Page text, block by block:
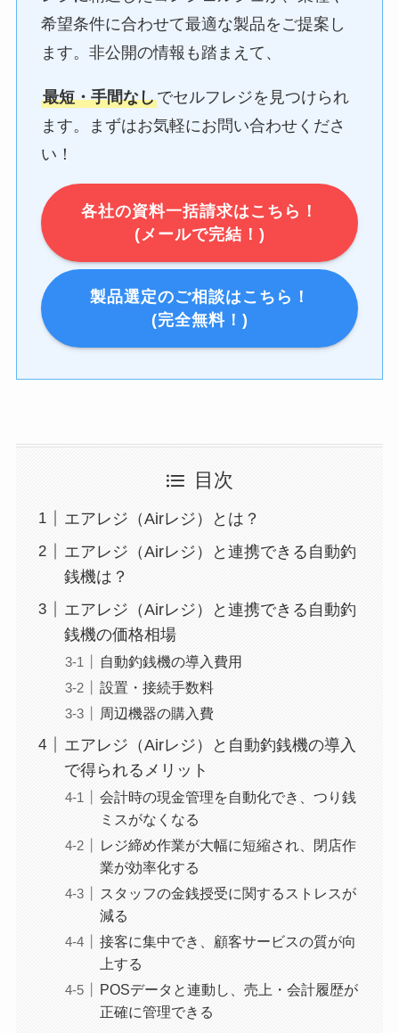
希望条件に合わせて最適な製品をご提案し
ます。非公開の情報も踏まえて、
最短・手間なしでセルフレジを見つけられ
ます。まずはお気軽にお問い合わせくださ
い！
各社の資料一括請求はこちら！
(メールで完結！)
製品選定のご相談はこちら！
(完全無料！)
目次
エアレジ（Airレジ）とは？
エアレジ（Airレジ）と連携できる自動釣
銭機は？
エアレジ（Airレジ）と連携できる自動釣
銭機の価格相場
自動釣銭機の導入費用
設置・接続手数料
周辺機器の購入費
エアレジ（Airレジ）と自動釣銭機の導入
で得られるメリット
会計時の現金管理を自動化でき、つり銭
ミスがなくなる
レジ締め作業が大幅に短縮され、閉店作
業が効率化する
スタッフの金銭授受に関するストレスが
減る
接客に集中でき、顧客サービスの質が向
上する
POSデータと連動し、売上・会計履歴が
正確に管理できる